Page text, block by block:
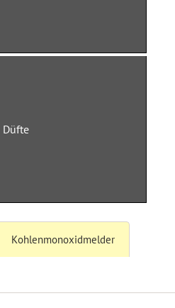
Düfte
Kohlenmonoxidmelder